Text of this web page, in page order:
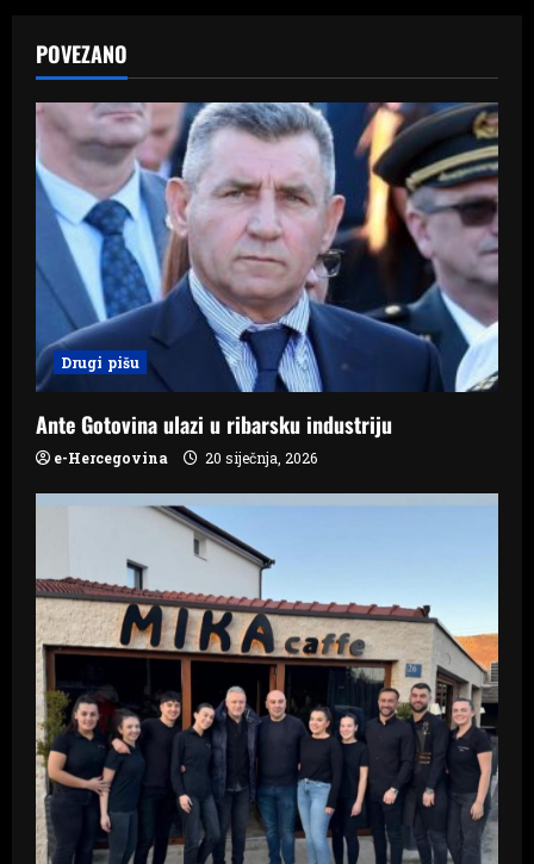
a
v
i
g
t
i
o
n
POVEZANO
Drugi pišu
Ante Gotovina ulazi u ribarsku industriju
e-Hercegovina 20 siječnja, 2026